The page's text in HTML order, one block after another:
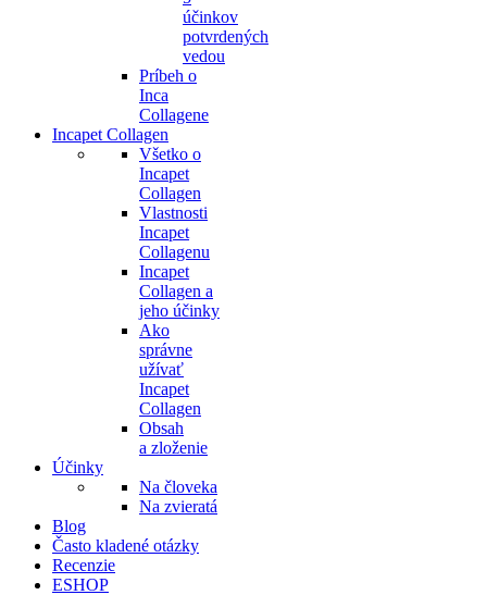
účinkov
potvrdených
vedou
Príbeh o
Inca
Collagene
Incapet Collagen
Všetko o
Incapet
Collagen
Vlastnosti
Incapet
Collagenu
Incapet
Collagen a
jeho účinky
Ako
správne
užívať
Incapet
Collagen
Obsah
a zloženie
Účinky
Na človeka
Na zvieratá
Blog
Často kladené otázky
Recenzie
ESHOP